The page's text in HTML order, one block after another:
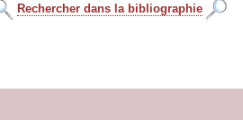
Rechercher dans la bibliographie